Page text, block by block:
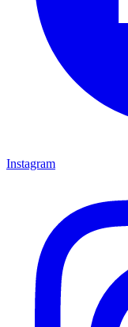
Instagram